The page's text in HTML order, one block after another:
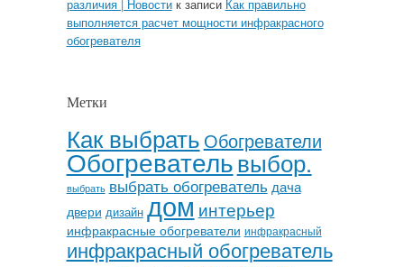
различия | Новостик записи Как правильно
выполняется расчет мощности инфракрасного
обогревателя
Метки
Как выбрать Обогреватели
Обогревательвыбор.
выбрать выбрать обогреватель дача
двери дизайн дом интерьер
инфракрасные обогреватели инфракрасный
инфракрасный обогреватель